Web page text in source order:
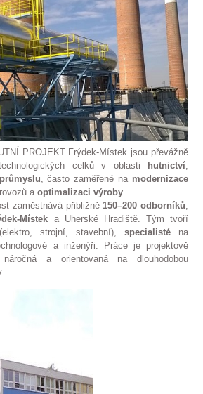
PROJEKT Frýdek-Místek jsou převážně
celků v oblasti hutnictví,
průmyslu, často zaměřené na modernizace
a optimalizaci výroby.
zaměstnává přibližně150–200 odborníků,
Místek a Uherské Hradiště. Tým tvoří
strojní, stavební),specialisté na
a inženýři. Práce je projektově
a orientovaná na dlouhodobou